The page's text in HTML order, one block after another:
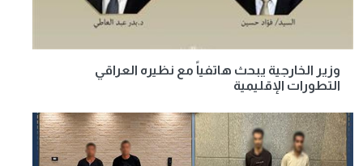
وزير الخارجية يبحث هاتفياً مع نظيره العراقي
التطورات الإقليمية